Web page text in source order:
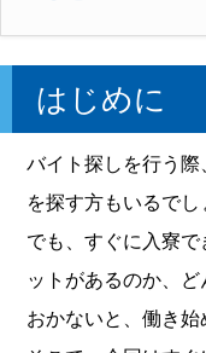
はじめに
バイト探しを行う際
を探す方もいるでし
でも、すぐに入寮
ットがあるのか、
おかないと、働き始